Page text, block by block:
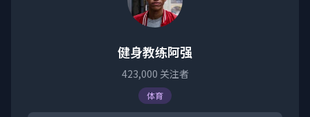
健身教练阿强
423,000 关注者
体育